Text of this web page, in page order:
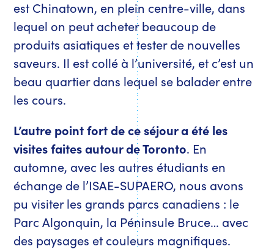
est Chinatown, en plein centre-ville, dans
lequel on peut acheter beaucoup de
produits asiatiques et tester de nouvelles
saveurs. Il est collé à l’université, et c’est un
beau quartier dans lequel se balader entre
les cours.
L’autre point fort de ce séjour a été les
visites faites autour de Toronto. En
automne, avec les autres étudiants en
échange de l’ISAE-SUPAERO, nous avons
pu visiter les grands parcs canadiens : le
Parc Algonquin, la Péninsule Bruce… avec
des paysages et couleurs magnifiques.